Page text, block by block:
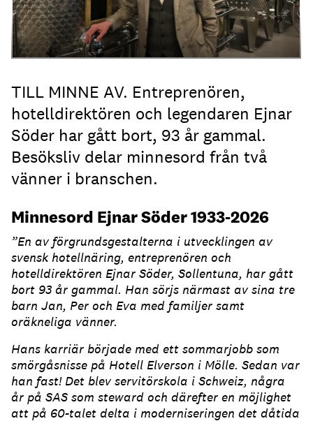
TILL MINNE AV. Entreprenören,
hotelldirektören och legendaren Ejnar
Söder har gått bort, 93 år gammal.
Besöksliv delar minnesord från två
vänner i branschen.
Minnesord Ejnar Söder 1933-2026
”En av förgrundsgestalterna i utvecklingen av
svensk hotellnäring, entreprenören och
hotelldirektören Ejnar Söder, Sollentuna, har gått
bort 93 år gammal. Han sörjs närmast av sina tre
barn Jan, Per och Eva med familjer samt
oräkneliga vänner.
Hans karriär började med ett sommarjobb som
smörgåsnisse på Hotell Elverson i Mölle. Sedan var
han fast! Det blev servitörskola i Schweiz, några
år på SAS som steward och därefter en möjlighet
att på 60-talet delta i moderniseringen det dåtida